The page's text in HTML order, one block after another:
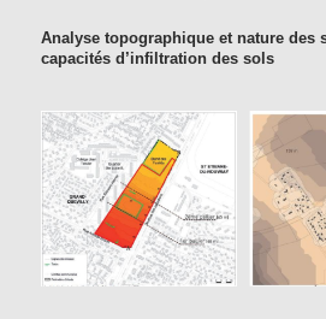
Analyse topographique et nature des
capacités d’infiltration des sols